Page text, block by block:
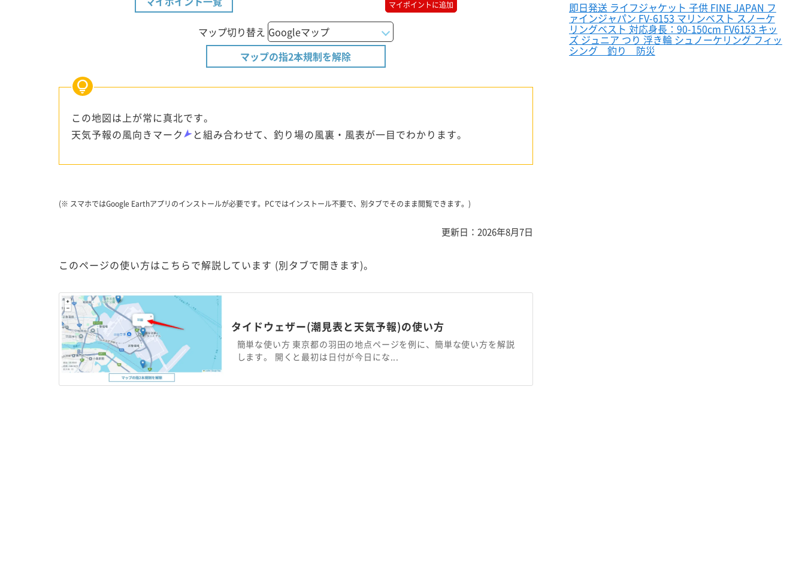
マイポイントに追加
マップ切り替え
マップの指2本規制を解除
この地図は上が常に真北です。
天気予報の風向きマーク
と組み合わせて、釣り場の風裏・風表が一目でわかります。
(※ スマホではGoogle Earthアプリのインストールが必要です。PCではインストール不要で、別タブでそのまま閲覧できます。)
更新日：2026年8月7日
このページの使い方はこちらで解説しています (別タブで開きます)。
タイドウェザー(潮見表と天気予報)の使い方
簡単な使い方 東京都の羽田の地点ページを例に、簡単な使い方を解説
します。 開くと最初は日付が今日にな...
即日発送 ライフジャケット 子供 FINE JAPAN フ
ァインジャパン FV-6153 マリンベスト スノーケ
リングベスト 対応身長：90-150cm FV6153 キッ
ズ ジュニア つり 浮き輪 シュノーケリング フィッ
シング 釣り 防災